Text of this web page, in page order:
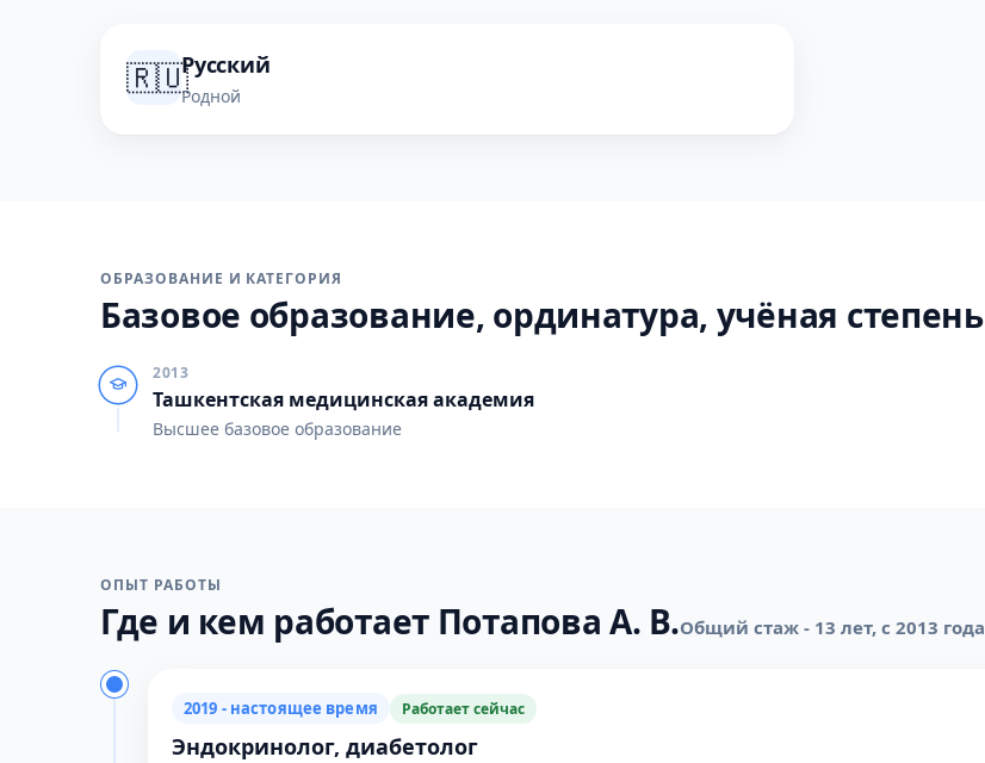
🇷🇺Русский
Родной
ОБРАЗОВАНИЕ И КАТЕГОРИЯ
Базовое образование, ординатура, учёная степень
2013
Ташкентская медицинская академия
Высшее базовое образование
ОПЫТ РАБОТЫ
Где и кем работает Потапова А. В.Общий стаж - 13 лет, с 2013 года
2019 - настоящее время Работает сейчас
Эндокринолог, диабетолог